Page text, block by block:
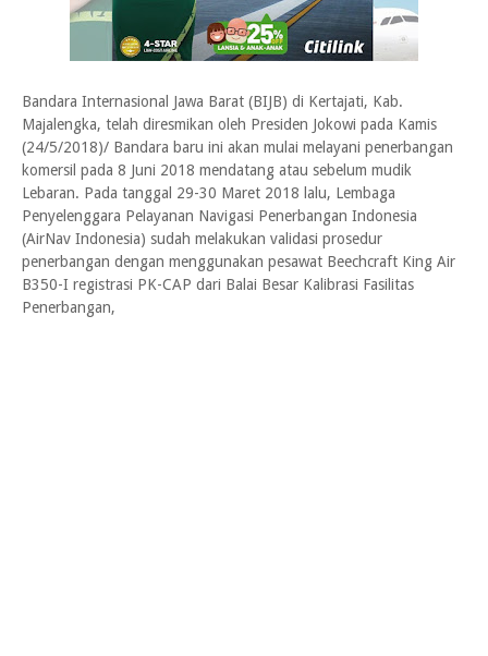
Bandara Internasional Jawa Barat (BIJB) di Kertajati, Kab.
Majalengka, telah diresmikan oleh Presiden Jokowi pada Kamis
(24/5/2018)/ Bandara baru ini akan mulai melayani penerbangan
komersil pada 8 Juni 2018 mendatang atau sebelum mudik
Lebaran. Pada tanggal 29-30 Maret 2018 lalu, Lembaga
Penyelenggara Pelayanan Navigasi Penerbangan Indonesia
(AirNav Indonesia) sudah melakukan validasi prosedur
penerbangan dengan menggunakan pesawat Beechcraft King Air
B350-I registrasi PK-CAP dari Balai Besar Kalibrasi Fasilitas
Penerbangan,